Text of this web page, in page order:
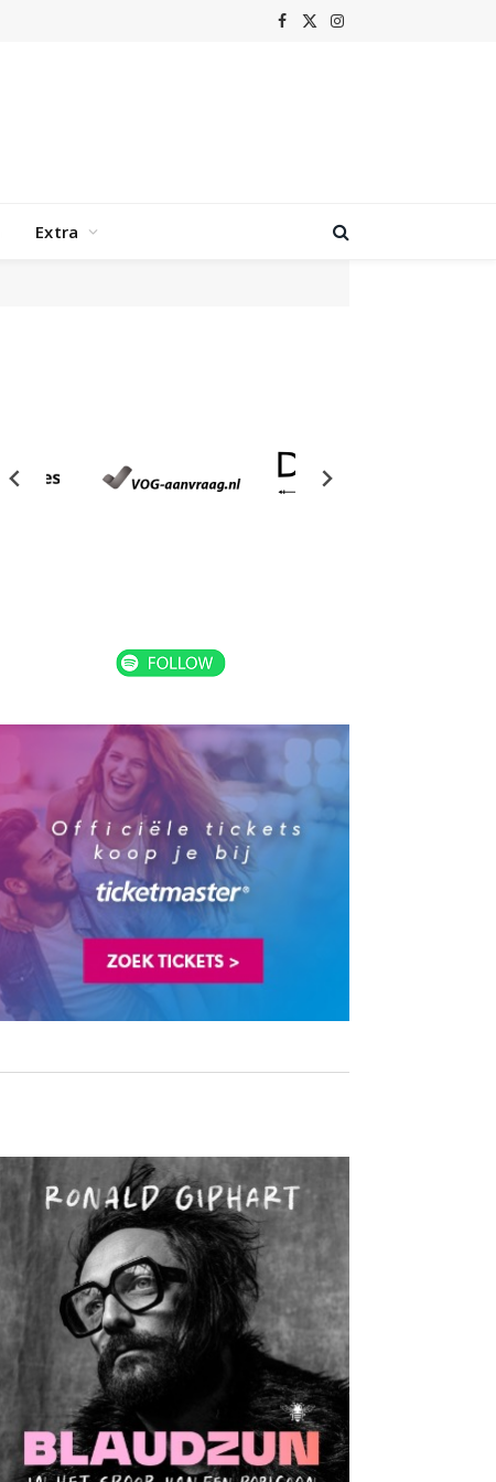
Facebook
X
Instagram
Extra